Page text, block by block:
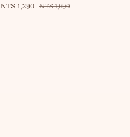
Sale
NT$ 1,290 Regular
NT$ 1,690